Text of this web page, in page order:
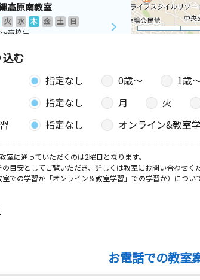
高原南教室
火 水 木 金 土
日
高校生
中しまぶく教室
木 金 土 日
～高校生
島袋６０５－２
四丁目教室
火 水 木 金 土
日
高校生
目２４番の２ ニューライ
む
指定なし 0歳〜 1歳
指定なし 月 火
指定なし オンライン&教室
に通っていただくのは2曜日となります。
目安としてご覧いただき、詳しくは教室にお問い合わせく
での学習か「オンライン＆教室学習」での学習か）につい
お電話での教室